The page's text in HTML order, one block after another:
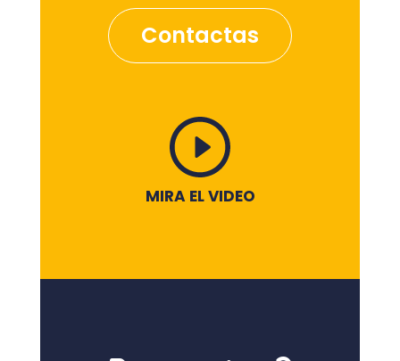
Contactas
MIRA EL VIDEO